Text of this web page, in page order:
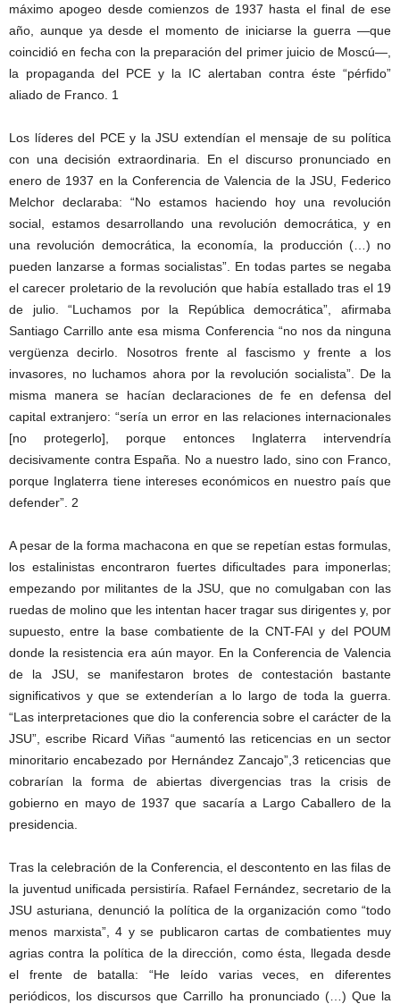
máximo apogeo desde comienzos de 1937 hasta el final de ese
año, aunque ya desde el momento de iniciarse la guerra —que
coincidió en fecha con la preparación del primer juicio de Moscú—,
la propaganda del PCE y la IC alertaban contra éste “pérfido”
aliado de Franco. 1
Los líderes del PCE y la JSU extendían el mensaje de su política
con una decisión extraordinaria. En el discurso pronunciado en
enero de 1937 en la Conferencia de Valencia de la JSU, Federico
Melchor declaraba: “No estamos haciendo hoy una revolución
social, estamos desarrollando una revolución democrática, y en
una revolución democrática, la economía, la producción (…) no
pueden lanzarse a formas socialistas”. En todas partes se negaba
el carecer proletario de la revolución que había estallado tras el 19
de julio. “Luchamos por la República democrática”, afirmaba
Santiago Carrillo ante esa misma Conferencia “no nos da ninguna
vergüenza decirlo. Nosotros frente al fascismo y frente a los
invasores, no luchamos ahora por la revolución socialista”. De la
misma manera se hacían declaraciones de fe en defensa del
capital extranjero: “sería un error en las relaciones internacionales
[no protegerlo], porque entonces Inglaterra intervendría
decisivamente contra España. No a nuestro lado, sino con Franco,
porque Inglaterra tiene intereses económicos en nuestro país que
defender”. 2
A pesar de la forma machacona en que se repetían estas formulas,
los estalinistas encontraron fuertes dificultades para imponerlas;
empezando por militantes de la JSU, que no comulgaban con las
ruedas de molino que les intentan hacer tragar sus dirigentes y, por
supuesto, entre la base combatiente de la CNT-FAI y del POUM
donde la resistencia era aún mayor. En la Conferencia de Valencia
de la JSU, se manifestaron brotes de contestación bastante
significativos y que se extenderían a lo largo de toda la guerra.
“Las interpretaciones que dio la conferencia sobre el carácter de la
JSU”, escribe Ricard Viñas “aumentó las reticencias en un sector
minoritario encabezado por Hernández Zancajo”,3 reticencias que
cobrarían la forma de abiertas divergencias tras la crisis de
gobierno en mayo de 1937 que sacaría a Largo Caballero de la
presidencia.
Tras la celebración de la Conferencia, el descontento en las filas de
la juventud unificada persistiría. Rafael Fernández, secretario de la
JSU asturiana, denunció la política de la organización como “todo
menos marxista”, 4 y se publicaron cartas de combatientes muy
agrias contra la política de la dirección, como ésta, llegada desde
el frente de batalla: “He leído varias veces, en diferentes
periódicos, los discursos que Carrillo ha pronunciado (…) Que la